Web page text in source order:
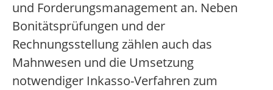
und Forderungsmanagement an. Neben
Bonitätsprüfungen und der
Rechnungsstellung zählen auch das
Mahnwesen und die Umsetzung
notwendiger Inkasso-Verfahren zum